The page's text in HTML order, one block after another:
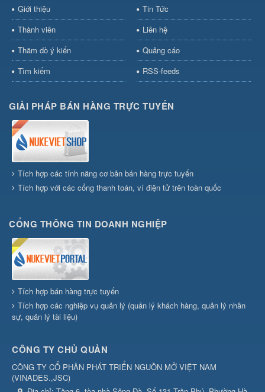
Giới thiệu
Tin Tức
Thành viên
Liên hệ
Thăm dò ý kiến
Quảng cáo
Tìm kiếm
RSS-feeds
GIẢI PHÁP BÁN HÀNG TRỰC TUYẾN
Tích hợp các tính năng cơ bản bán hàng trực tuyến
Tích hợp với các cổng thanh toán, ví điện tử trên toàn quốc
CỔNG THÔNG TIN DOANH NGHIỆP
Tích hợp bán hàng trực tuyến
Tích hợp các nghiệp vụ quản lý (quản lý khách hàng, quản lý nhân
sự, quản lý tài liệu)
CÔNG TY CHỦ QUẢN
CÔNG TY CỔ PHẦN PHÁT TRIỂN NGUỒN MỞ VIỆT NAM
(VINADES.,JSC)